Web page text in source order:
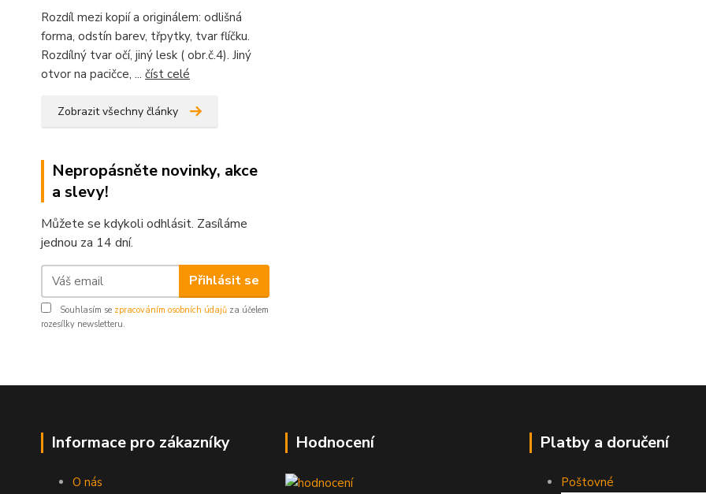
Rozdíl mezi kopií a originálem: odlišná
forma, odstín barev, třpytky, tvar flíčku.
Rozdílný tvar očí, jiný lesk ( obr.č.4). Jiný
otvor na pacičce, ... číst celé
Zobrazit všechny články
Nepropásněte novinky, akce
a slevy!
Můžete se kdykoli odhlásit. Zasíláme
jednou za 14 dní.
Přihlásit se
Souhlasím se zpracováním osobních údajů za účelem
rozesílky newsletteru.
Informace pro zákazníky
O nás
Hodnocení Platby a doručení
Poštovné